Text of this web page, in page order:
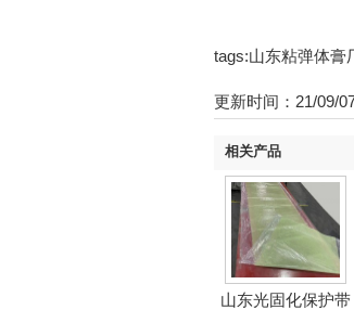
tags:山东粘弹体膏
更新时间：21/09/
相关产品
山东光固化保护带